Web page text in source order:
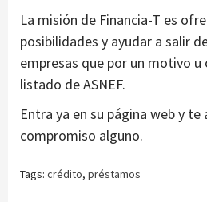
La misión de Financia-T es
posibilidades y ayudar a salir
empresas que por un motivo
listado de ASNEF.
Entra ya en su página web y te
compromiso alguno.
Tags: crédito, préstamos